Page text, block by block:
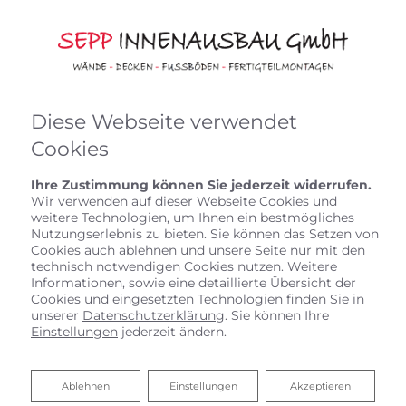
UNSERE PARTNER
Diese Webseite verwendet
Cookies
Ihre Zustimmung können Sie jederzeit widerrufen.
Wir verwenden auf dieser Webseite Cookies und
weitere Technologien, um Ihnen ein bestmögliches
Nutzungserlebnis zu bieten. Sie können das Setzen von
Cookies auch ablehnen und unsere Seite nur mit den
technisch notwendigen Cookies nutzen. Weitere
Informationen, sowie eine detaillierte Übersicht der
Cookies und eingesetzten Technologien finden Sie in
unserer Datenschutzerklärung. Sie können Ihre
Einstellungen jederzeit ändern.
Akzeptieren
Einstellungen
Ablehnen
Ablehnen